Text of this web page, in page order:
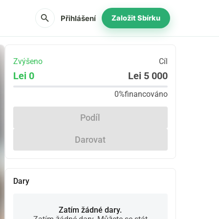
search Přihlášení Založit Sbírku
Zvýšeno Cíl
Lei 0 Lei 5 000
0%financováno
Podíl
Darovat
Dary
Zatím žádné dary.